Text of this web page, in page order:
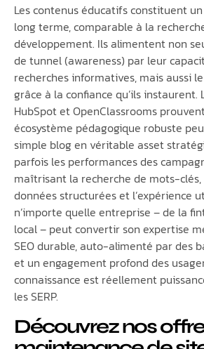
Les contenus éducatifs constituent
long terme, comparable à la
développement. Ils alimentent non
de tunnel (awareness) par leur
recherches informatives, mais aussi
grâce à la confiance qu’ils instaurent.
HubSpot et OpenClassrooms
écosystème pédagogique robuste
simple blog en véritable asset
parfois les performances des
maîtrisant la recherche de mots-clés,
données structurées et l’expérience
n’importe quelle entreprise – de la
local – peut convertir son expertise
SEO durable, auto-alimenté par des
et un engagement profond des
connaissance est réellement
les SERP.
Découvrez nos